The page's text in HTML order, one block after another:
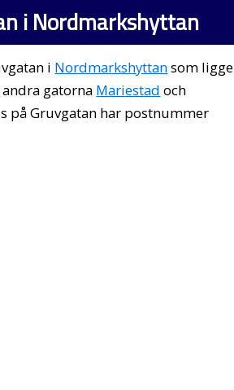
i Nordmarkshyttan
i Nordmarkshyttansom
gatorna Mariestad och
på Gruvgatan har postnummer